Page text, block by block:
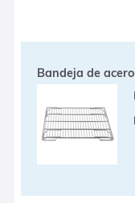
Bandeja de